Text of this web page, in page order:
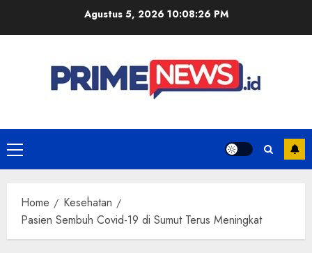
Agustus 5, 2026 10:08:26 PM
Primary
Menu
Home
Kesehatan
Pasien Sembuh Covid-19 di Sumut Terus Meningkat